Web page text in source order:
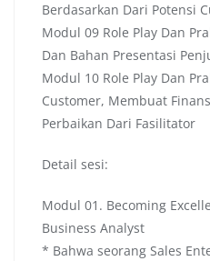
Berdasarkan Dari Potensi
Modul 09 Role Play Dan
Dan Bahan Presentasi
Modul 10 Role Play Dan
Customer, Membuat
Perbaikan Dari Fasilitator
Detail sesi:
Modul 01. Becoming
Business Analyst
* Bahwa seorang Sales